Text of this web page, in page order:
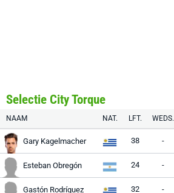
Selectie City Torque
NAAM NAT. LFT. WEDS.
Gary Kagelmacher 38 -
Esteban Obregón 24 -
Gastón Rodríguez 32 -